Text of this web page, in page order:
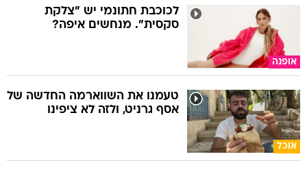
אופנה
לכוכבת חתונמי יש "צלקת
סקסית". מנחשים איפה?
אוכל
טעמנו את השווארמה החדשה של
אסף גרניט, ולזה לא ציפינו